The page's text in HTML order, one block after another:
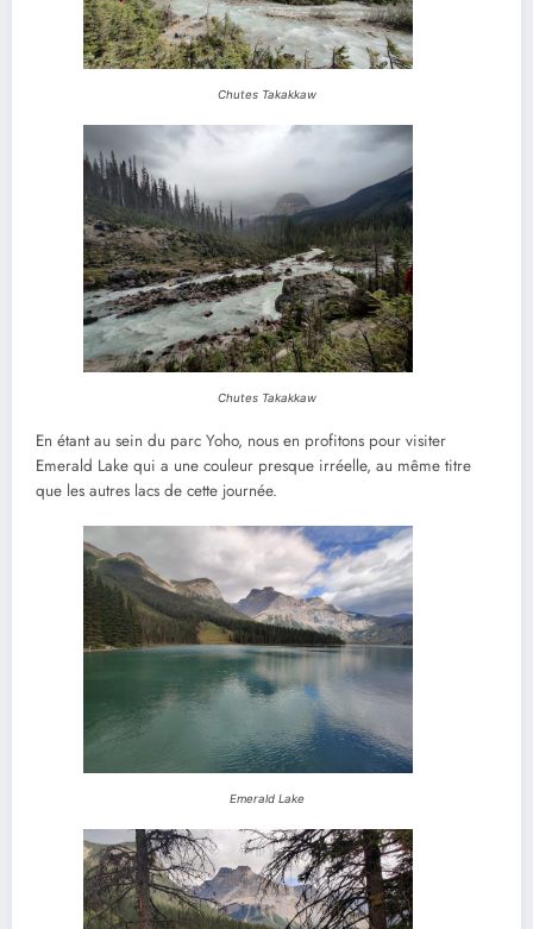
Chutes Takakkaw
Chutes Takakkaw
En étant au sein du parc Yoho, nous en profitons pour visiter
Emerald Lake qui a une couleur presque irréelle, au même titre
que les autres lacs de cette journée.
Emerald Lake